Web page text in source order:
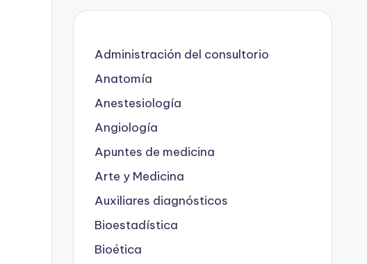
Administración del consultorio
Anatomía
Anestesiología
Angiología
Apuntes de medicina
Arte y Medicina
Auxiliares diagnósticos
Bioestadística
Bioética